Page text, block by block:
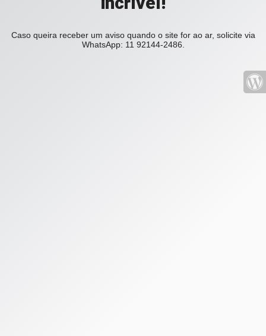
Caso queira receber um aviso quando o site for ao ar, solicite via
WhatsApp: 11 92144-2486.